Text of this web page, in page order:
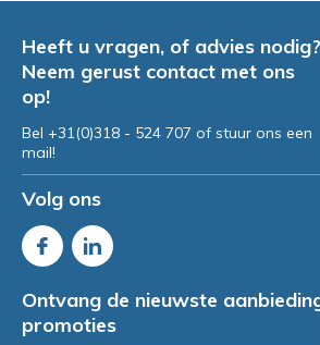
Heeft u vragen, of advies nodig?
Neem gerust contact met ons
op!
Bel +31(0)318 - 524 707 of stuur ons een
mail!
Volg ons
Ontvang de nieuwste
promoties